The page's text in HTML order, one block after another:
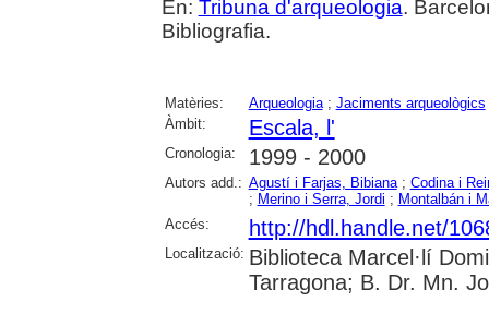
En: Tribuna d'arqueologia.
Bibliografia.
Matèries: Arqueologia; Jaciments arqueològics
Àmbit:
Escala, l'
Cronologia: 1999 - 2000
Autors add.: Agustí i Farjas, Bibiana; Codina i
; Merino i Serra, Jordi ; Montalbán i
Accés:
http://hdl.handle.net/
Localització: Biblioteca Marcel·lí
Tarragona; B. Dr. Mn.